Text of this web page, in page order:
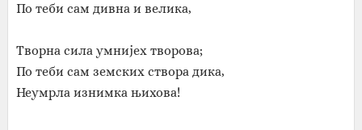
По теби сам дивна и велика,
Творна сила умнијех творова;
По теби сам земских створа дика,
Неумрла изнимка њихова!